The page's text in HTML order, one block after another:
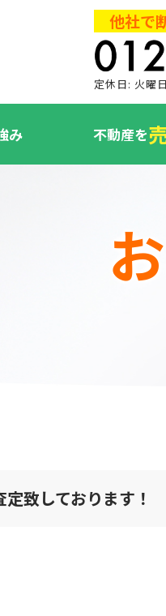
他社で
定休日: 火曜
み 不動産を
致しております！